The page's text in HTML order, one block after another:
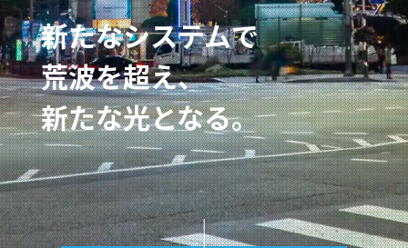
新たなシステムで
荒波を超え、
新たな光となる。